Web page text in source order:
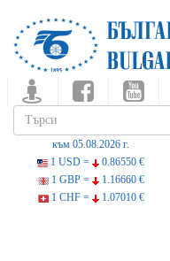
към 05.08.2026 г.
1 USD =
0.86550 €
1 GBP =
1.16660 €
1 CHF =
1.07010 €